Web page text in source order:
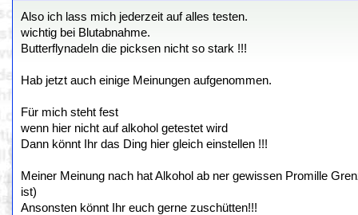
Also ich lass mich jederzeit auf alles testen.
wichtig bei Blutabnahme.
Butterflynadeln die picksen nicht so stark !!!
Hab jetzt auch einige Meinungen aufgenommen.
Für mich steht fest
wenn hier nicht auf alkohol getestet wird
Dann könnt Ihr das Ding hier gleich einstellen !!!
Meiner Meinung nach hat Alkohol ab ner gewissen Promille
ist)
Ansonsten könnt Ihr euch gerne zuschütten!!!